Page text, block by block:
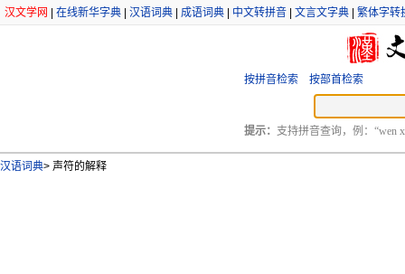
汉文学网 在线新华字典 汉语词典 成语词典 中文转拼音 文言文字典 繁体字转
按拼音检索 按部首检索
提示： 支持拼音查询，例：“wen
汉语词典> 声符的解释